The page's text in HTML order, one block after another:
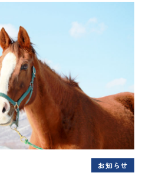
お知らせ